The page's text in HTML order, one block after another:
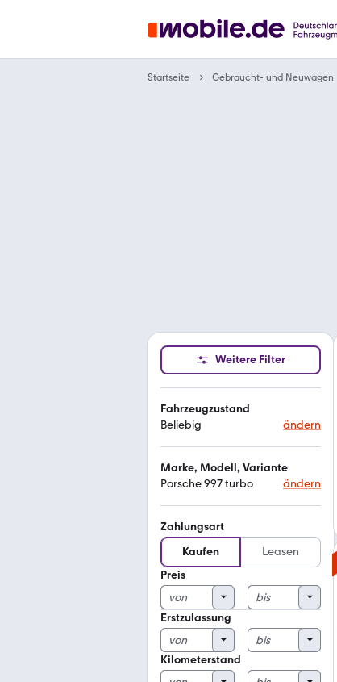
Startseite Gebraucht- und Neuwagen
Weitere Filter
Fahrzeugzustand
Beliebig
ändern
Marke, Modell, Variante
Porsche 997 turbo
ändern
Zahlungsart
Kaufen
Leasen
Preis
Erstzulassung
Kilometerstand